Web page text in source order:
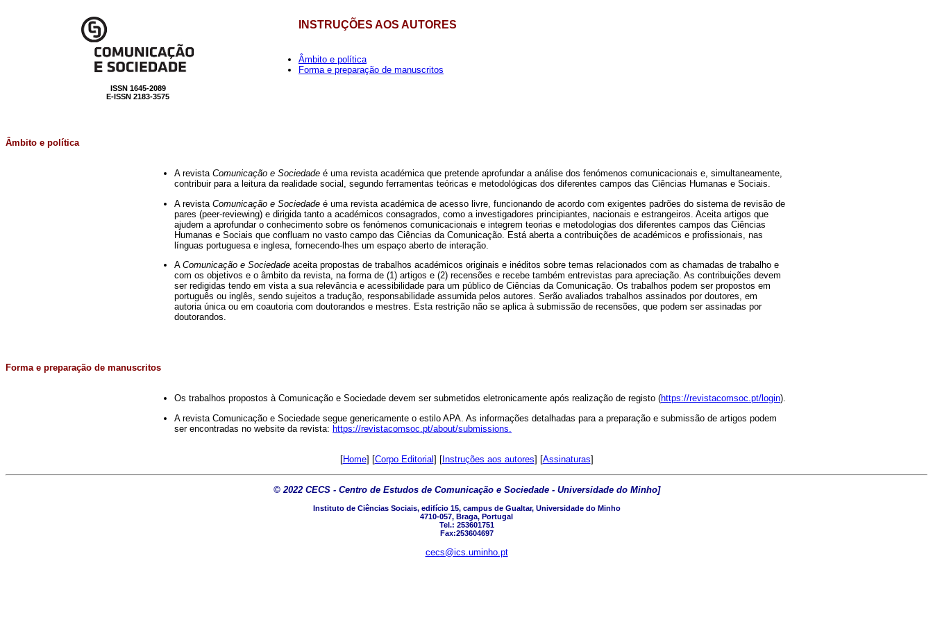
ISSN 1645-2089
E-ISSN 2183-3575
INSTRUÇÕES AOS AUTORES
Âmbito e política
Forma e preparação de manuscritos
Âmbito e política
A revista Comunicação e Sociedade é uma revista académica que pretende aprofundar a análise dos fenómenos comunicacionais e, simultaneamente,
contribuir para a leitura da realidade social, segundo ferramentas teóricas e metodológicas dos diferentes campos das Ciências Humanas e Sociais.
A revista Comunicação e Sociedade é uma revista académica de acesso livre, funcionando de acordo com exigentes padrões do sistema de revisão de
pares (peer-reviewing) e dirigida tanto a académicos consagrados, como a investigadores principiantes, nacionais e estrangeiros. Aceita artigos que
ajudem a aprofundar o conhecimento sobre os fenómenos comunicacionais e integrem teorias e metodologias dos diferentes campos das Ciências
Humanas e Sociais que confluam no vasto campo das Ciências da Comunicação. Está aberta a contribuições de académicos e profissionais, nas
línguas portuguesa e inglesa, fornecendo-lhes um espaço aberto de interação.
A Comunicação e Sociedade aceita propostas de trabalhos académicos originais e inéditos sobre temas relacionados com as chamadas de trabalho e
com os objetivos e o âmbito da revista, na forma de (1) artigos e (2) recensões e recebe também entrevistas para apreciação. As contribuições devem
ser redigidas tendo em vista a sua relevância e acessibilidade para um público de Ciências da Comunicação. Os trabalhos podem ser propostos em
português ou inglês, sendo sujeitos a tradução, responsabilidade assumida pelos autores. Serão avaliados trabalhos assinados por doutores, em
autoria única ou em coautoria com doutorandos e mestres. Esta restrição não se aplica à submissão de recensões, que podem ser assinadas por
doutorandos.
Forma e preparação de manuscritos
Os trabalhos propostos à Comunicação e Sociedade devem ser submetidos eletronicamente após realização de registo (https://revistacomsoc.pt/login).
A revista Comunicação e Sociedade segue genericamente o estilo APA. As informações detalhadas para a preparação e submissão de artigos podem
ser encontradas no website da revista: https://revistacomsoc.pt/about/submissions.
[Home] [Corpo Editorial] [Instruções aos autores] [Assinaturas]
© 2022 CECS - Centro de Estudos de Comunicação e Sociedade - Universidade do Minho]
Instituto de Ciências Sociais, edifício 15, campus de Gualtar, Universidade do Minho
4710-057, Braga, Portugal
Tel.: 253601751
Fax:253604697
cecs@ics.uminho.pt